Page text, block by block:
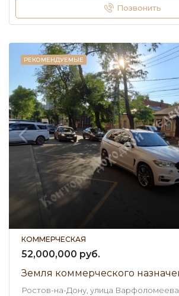
Позвонить
РЕКОМЕНДУЕМЫЕ
КОММЕРЧЕСКАЯ
52,000,000 руб.
Ростов-на-Дону, улица Варфоломеева